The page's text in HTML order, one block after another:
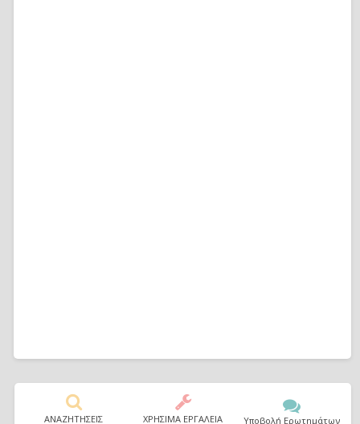
ΑΝΑΖΗΤΗΣΕΙΣ ΧΡΗΣΙΜΑ ΕΡΓΑΛΕΙΑ Υποβολή Ερωτημάτων